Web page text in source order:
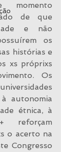
momento
de que
e não
os
histórias e
xs próprixs
Os
autonomia
étnica, à
reforçam
o acerto na
Congresso